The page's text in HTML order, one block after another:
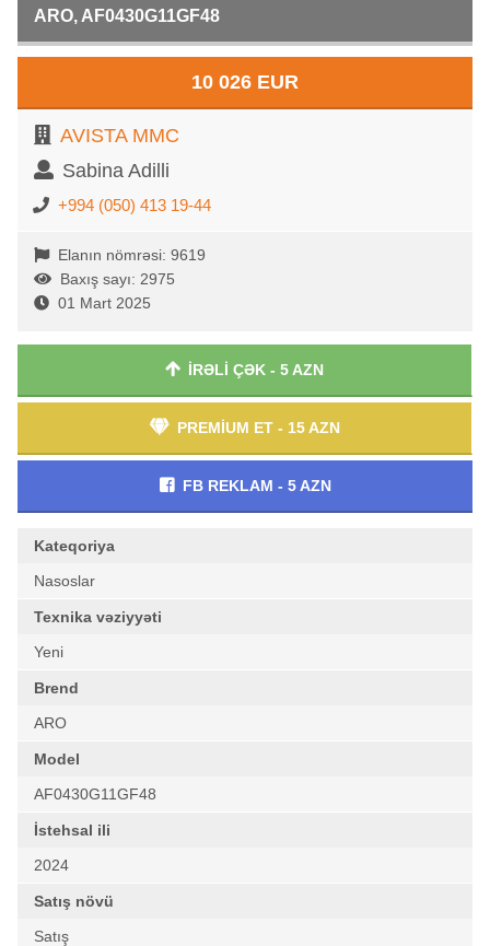
ARO, AF0430G11GF48
10 026 EUR
AVISTA MMC
Sabina Adilli
+994 (050) 413 19-44
Elanın nömrəsi: 9619
Baxış sayı: 2975
01 Mart 2025
İRƏLİ ÇƏK - 5 AZN
PREMİUM ET - 15 AZN
FB REKLAM - 5 AZN
Kateqoriya
Nasoslar
Texnika vəziyyəti
Yeni
Brend
ARO
Model
AF0430G11GF48
İstehsal ili
2024
Satış növü
Satış